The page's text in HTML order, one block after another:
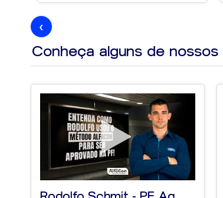
‹
Conheça alguns de nossos